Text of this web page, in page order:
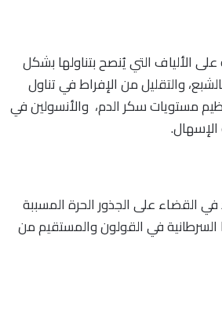
الألياف التي يُنصح بتناولها بشكل
والتقليل من الإفراط في تناول
مستويات سكر الدم، والأنسولين في
في القضاء على الجذور الحرة المسببة
السرطانية في القولون والمستقيم من